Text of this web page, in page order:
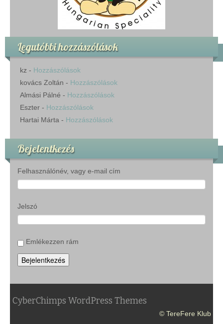
Legutóbbi hozzászólások
kz - Hozzászólások
kovács Zoltán - Hozzászólások
Almási Pálné - Hozzászólások
Eszter - Hozzászólások
Hartai Márta - Hozzászólások
Bejelentkezés
Felhasználónév, vagy e-mail cím
Jelszó
Emlékezzen rám
Bejelentkezés
CyberChimps WordPress Themes
© TereFere Klub